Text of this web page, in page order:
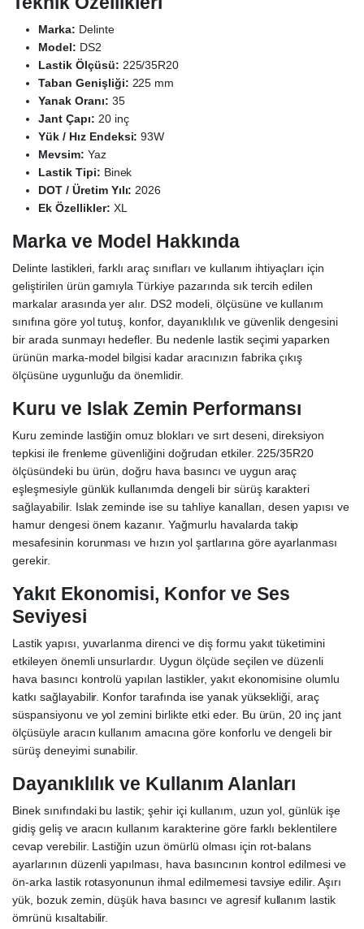
Marka: Delinte
Model: DS2
Lastik Ölçüsü: 225/35R20
Taban Genişliği: 225 mm
Yanak Oranı: 35
Jant Çapı: 20 inç
Yük / Hız Endeksi: 93W
Mevsim: Yaz
Lastik Tipi: Binek
DOT / Üretim Yılı: 2026
Ek Özellikler: XL
Marka ve Model Hakkında
Delinte lastikleri, farklı araç sınıfları ve kullanım ihtiyaçları için
geliştirilen ürün gamıyla Türkiye pazarında sık tercih edilen
markalar arasında yer alır. DS2 modeli, ölçüsüne ve kullanım
sınıfına göre yol tutuş, konfor, dayanıklılık ve güvenlik dengesini
bir arada sunmayı hedefler. Bu nedenle lastik seçimi yaparken
ürünün marka-model bilgisi kadar aracınızın fabrika çıkış
ölçüsüne uygunluğu da önemlidir.
Kuru ve Islak Zemin Performansı
Kuru zeminde lastiğin omuz blokları ve sırt deseni, direksiyon
tepkisi ile frenleme güvenliğini doğrudan etkiler. 225/35R20
ölçüsündeki bu ürün, doğru hava basıncı ve uygun araç
eşleşmesiyle günlük kullanımda dengeli bir sürüş karakteri
sağlayabilir. Islak zeminde ise su tahliye kanalları, desen yapısı ve
hamur dengesi önem kazanır. Yağmurlu havalarda takip
mesafesinin korunması ve hızın yol şartlarına göre ayarlanması
gerekir.
Yakıt Ekonomisi, Konfor ve Ses
Seviyesi
Lastik yapısı, yuvarlanma direnci ve diş formu yakıt tüketimini
etkileyen önemli unsurlardır. Uygun ölçüde seçilen ve düzenli
hava basıncı kontrolü yapılan lastikler, yakıt ekonomisine olumlu
katkı sağlayabilir. Konfor tarafında ise yanak yüksekliği, araç
süspansiyonu ve yol zemini birlikte etki eder. Bu ürün, 20 inç jant
ölçüsüyle aracın kullanım amacına göre konforlu ve dengeli bir
sürüş deneyimi sunabilir.
Dayanıklılık ve Kullanım Alanları
Binek sınıfındaki bu lastik; şehir içi kullanım, uzun yol, günlük işe
gidiş geliş ve aracın kullanım karakterine göre farklı beklentilere
cevap verebilir. Lastiğin uzun ömürlü olması için rot-balans
ayarlarının düzenli yapılması, hava basıncının kontrol edilmesi ve
ön-arka lastik rotasyonunun ihmal edilmemesi tavsiye edilir. Aşırı
yük, bozuk zemin, düşük hava basıncı ve agresif kullanım lastik
ömrünü kısaltabilir.